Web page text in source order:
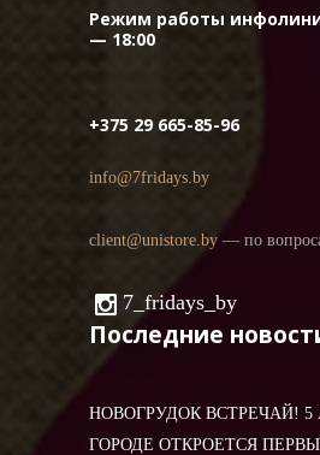
Режим работы
— 18:00
+375 29 665-85-96
info@7fridays.by
client@unistore.by — по
7_fridays_by
Последние
НОВОГРУДОК ВСТРЕЧАЙ! 5
ГОРОДЕ ОТКРОЕТСЯ